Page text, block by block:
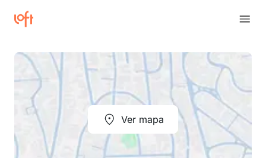
Ver mapa